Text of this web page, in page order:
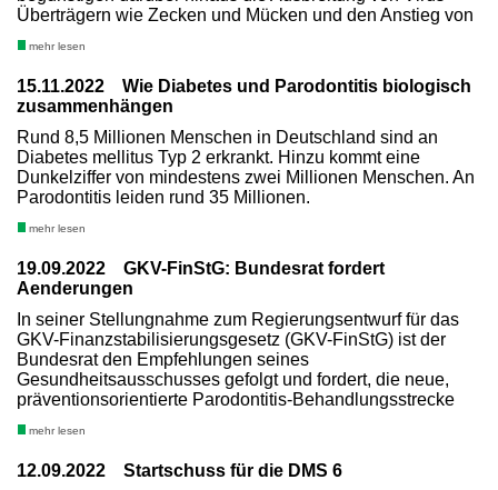
Überträgern wie Zecken und Mücken und den Anstieg von
mehr lesen
15.11.2022 Wie Diabetes und Parodontitis biologisch
zusammenhängen
Rund 8,5 Millionen Menschen in Deutschland sind an
Diabetes mellitus Typ 2 erkrankt. Hinzu kommt eine
Dunkelziffer von mindestens zwei Millionen Menschen. An
Parodontitis leiden rund 35 Millionen.
mehr lesen
19.09.2022 GKV-FinStG: Bundesrat fordert
Aenderungen
In seiner Stellungnahme zum Regierungsentwurf für das
GKV-Finanzstabilisierungsgesetz (GKV-FinStG) ist der
Bundesrat den Empfehlungen seines
Gesundheitsausschusses gefolgt und fordert, die neue,
präventionsorientierte Parodontitis-Behandlungsstrecke
mehr lesen
12.09.2022 Startschuss für die DMS 6